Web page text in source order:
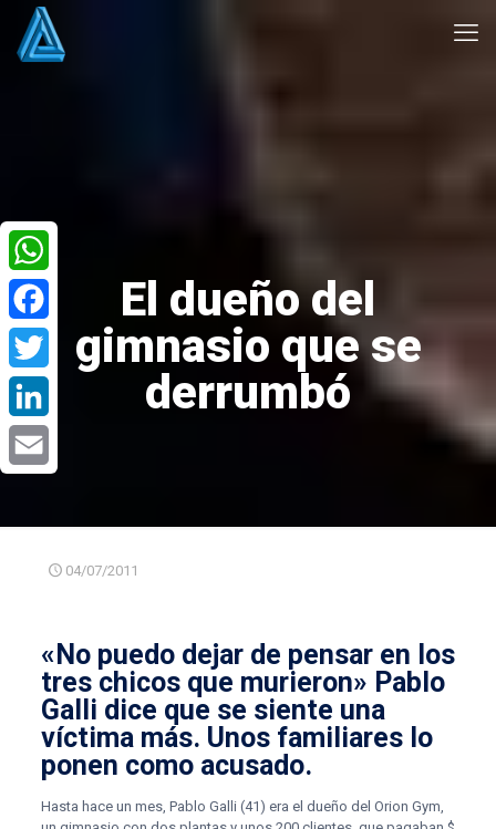
El dueño del
gimnasio que se
derrumbó
04/07/2011
« No puedo dejar de pensar en los
tres chicos que murieron» Pablo
Galli dice que se siente una
víctima más. Unos familiares lo
ponen como acusado.
Hasta hace un mes, Pablo Galli (41) era el dueño del Orion Gym,
WhatsApp
Facebook
Twitter
LinkedIn